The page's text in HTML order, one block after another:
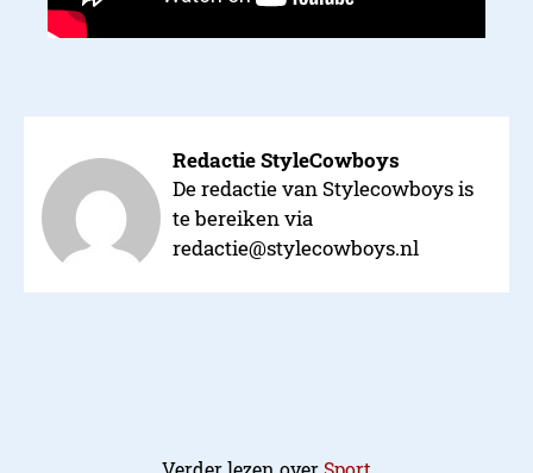
Redactie StyleCowboys
De redactie van Stylecowboys is
te bereiken via
redactie@stylecowboys.nl